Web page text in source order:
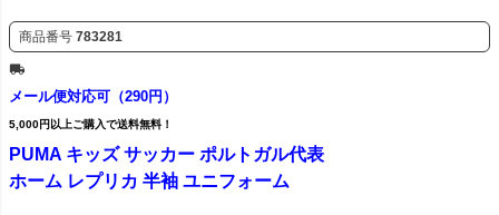
商品番号 783281
メール便対応可（290円）
5,000円以上ご購入で送料無料！
PUMA キッズ サッカー ポルトガル代表
ホーム レプリカ 半袖 ユニフォーム